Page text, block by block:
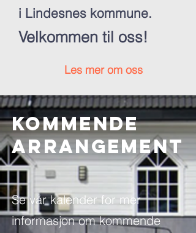
i Lindesnes kommune.
Velkommen til oss!
Les mer om oss
Kommende
ARRANGEMENT
Se vår kalender for mer
informasjon om kommende